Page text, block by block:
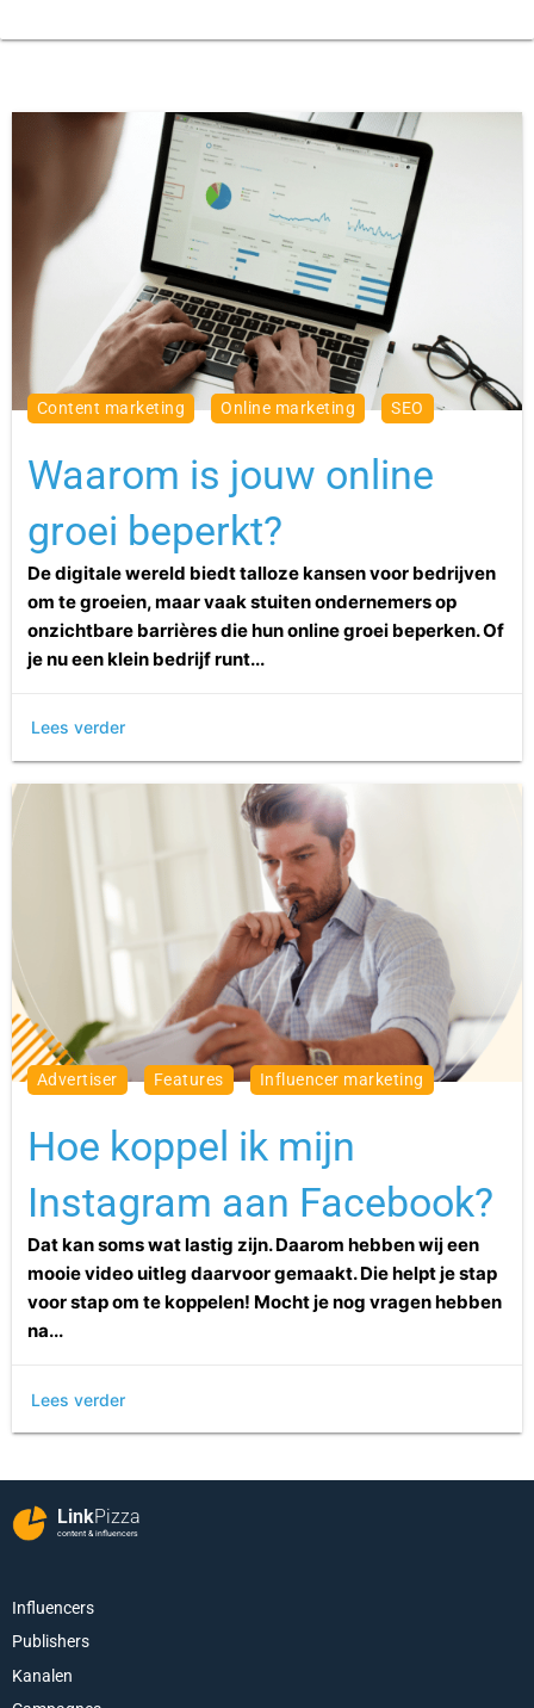
content marketing online marketing SEO
Waarom is jouw online
groei beperkt?
De digitale wereld biedt talloze kansen voor bedrijven
om te groeien, maar vaak stuiten ondernemers op
onzichtbare barrières die hun online groei beperken. Of
je nu een klein bedrijf runt...
Lees verder
advertiser features influencer marketing
Hoe koppel ik mijn
Instagram aan Facebook?
Dat kan soms wat lastig zijn. Daarom hebben wij een
mooie video uitleg daarvoor gemaakt. Die helpt je stap
voor stap om te koppelen! Mocht je nog vragen hebben
na...
Lees verder
LinkPizza
content & influencers
Influencers
Publishers
Kanalen